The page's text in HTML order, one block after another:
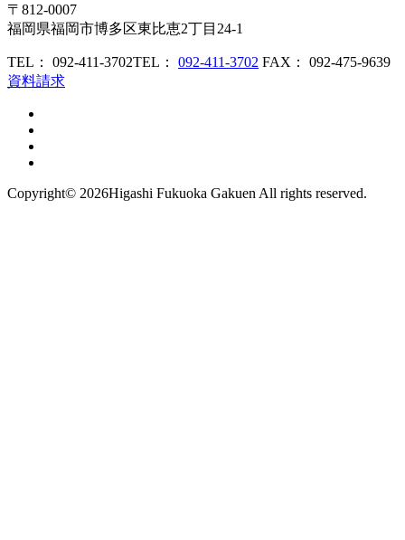
〒812-0007
福岡県福岡市博多区東比恵2丁目24-1
TEL： 092-411-3702TEL： 092-411-3702 FAX： 092-475-9639
資料請求
Copyright© 2026Higashi Fukuoka Gakuen All rights reserved.